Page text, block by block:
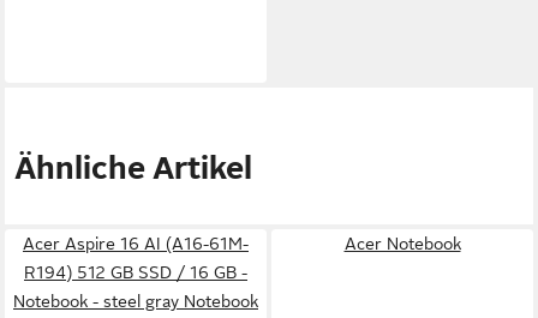
Ähnliche Artikel
Acer Aspire 16 AI (A16-61M-
R194) 512 GB SSD / 16 GB -
Notebook - steel gray Notebook
Acer Notebook